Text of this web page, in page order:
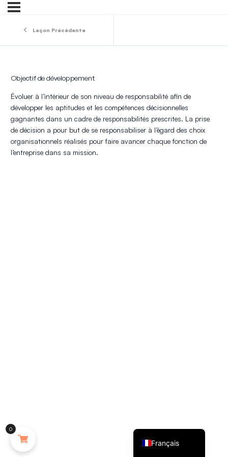
Leçon Précédente
Objectif de développement
Évoluer à l’intérieur de son niveau de responsabilité afin de
développer les aptitudes et les compétences décisionnelles
gagnantes dans un cadre de responsabilités prescrites. La prise
de décision a pour but de se responsabiliser à l’égard des choix
organisationnels réalisés pour faire avancer chaque fonction de
l’entreprise dans sa mission.
0
Français